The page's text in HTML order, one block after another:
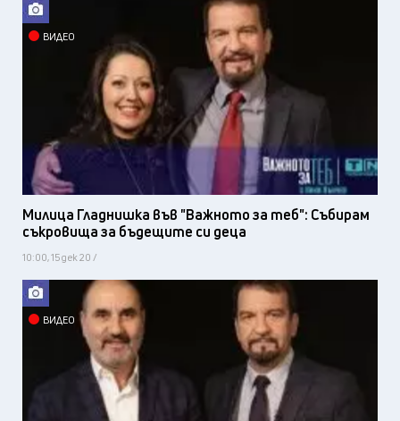
ВИДЕО
Милица Гладнишка във "Важното за теб": Събирам
съкровища за бъдещите си деца
10:00, 15 дек 20 /
ВИДЕО